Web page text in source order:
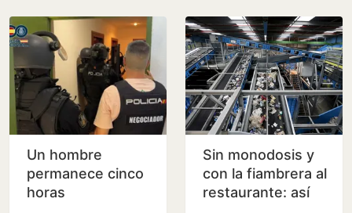
Un hombre
permanece cinco
horas
Sin monodosis y
con la fiambrera al
restaurante: así